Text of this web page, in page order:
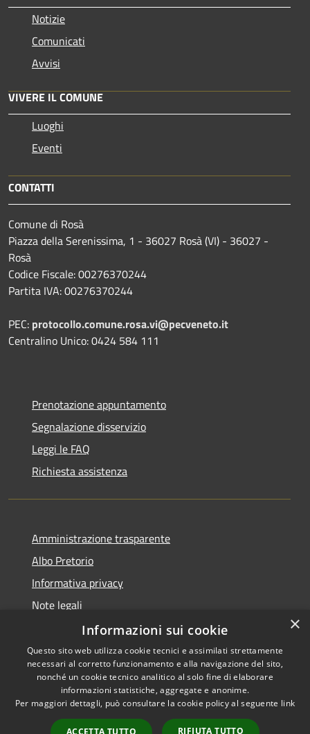
Notizie
Comunicati
Avvisi
VIVERE IL COMUNE
Luoghi
Eventi
CONTATTI
Comune di Rosà
Piazza della Serenissima, 1 - 36027 Rosà (VI) - 36027 -
Rosà
Codice Fiscale: 00276370244
Partita IVA: 00276370244
PEC: protocollo.comune.rosa.vi@pecveneto.it
Centralino Unico: 0424 584 111
Prenotazione appuntamento
Segnalazione disservizio
Leggi le FAQ
Richiesta assistenza
Amministrazione trasparente
Albo Pretorio
Informativa privacy
Note legali
Dichiarazione di accessibilità
RSS
Accessibilità
Copyright © 2026 • Comune di
Municipium• Accesso
×
Informazioni sui cookie
Questo sito web utilizza cookie tecnici e assimilati strettamente
necessari al corretto funzionamento e alla navigazione del sito,
nonché un cookie tecnico analitico al solo fine di elaborare
informazioni statistiche, aggregate e anonime.
Per maggiori dettagli, può consultare la cookie policy al seguente link
ACCETTA TUTTO RIFIUTA TUTTO